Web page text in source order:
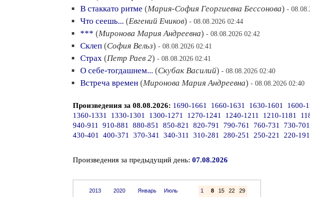
В стаккато ритме (Мария-София Георгиевна Бессонова) -
Что сеешь... (Евгений Ечиков) - 08.08.2026 02:44
*** (Миронова Мария Андреевна) - 08.08.2026 02:42
Склеп (София Вельз) - 08.08.2026 02:41
Страх (Петр Раев 2) - 08.08.2026 02:41
О себе-тогдашнем... (Скубак Василий) - 08.08.2026 02:40
Встреча времен (Миронова Мария Андреевна) - 08.08.2026 02:40
Произведения за 08.08.2026: 1690-1661 1660-1631 1630-1601 1600-
1360-1331
1330-1301 1300-1271 1270-1241 1240-1211 1210-1181
940-911
910-881 880-851 850-821 820-791 790-761 760-731 730-701
430-401
400-371 370-341 340-311 310-281 280-251 250-221 220-191
Произведения за предыдущий день: 07.08.2026
2013 2020 Январь Июль 1 8 15 22 29